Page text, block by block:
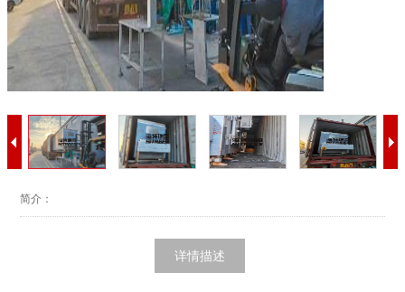
简介：
详情描述